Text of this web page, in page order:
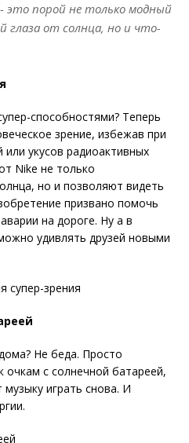
это порой не только модный
глаза от солнца, но и что-
способностями? Теперь
зрение, избежав при
укусов радиоактивных
Nike не только
но и позволяют видеть
призвано помочь
на дороге. Ну а в
удивлять друзей новыми
Не беда. Просто
очкам с солнечной батареей,
музыку играть снова. И